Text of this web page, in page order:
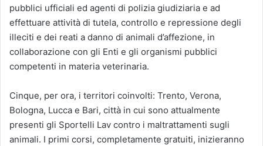
pubblici ufficiali ed agenti di polizia giudiziaria e ad
effettuare attività di tutela, controllo e repressione degli
illeciti e dei reati a danno di animali d’affezione, in
collaborazione con gli Enti e gli organismi pubblici
competenti in materia veterinaria.
Cinque, per ora, i territori coinvolti: Trento, Verona,
Bologna, Lucca e Bari, città in cui sono attualmente
presenti gli Sportelli Lav contro i maltrattamenti sugli
animali. I primi corsi, completamente gratuiti, inizieranno